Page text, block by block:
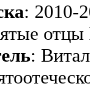
: 2010-
отцы
: